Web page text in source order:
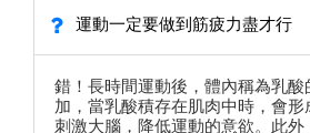
運動一定要做到筋疲力盡才行
錯！長時間運動後，體內稱為乳
加，當乳酸積存在肌肉中時，會形
刺激大腦，降低運動的意欲。此